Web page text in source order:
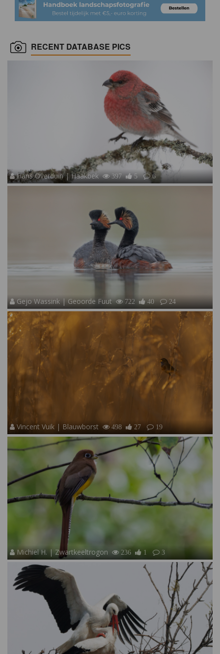
RECENT DATABASE PICS
Hans Overduin | Haakbek 397 5 6
Gejo Wassink | Geoorde Fuut 722 40 24
Vincent Vuik | Blauwborst 498 27 19
Michiel H. | Zwartkeeltrogon 236 1 3